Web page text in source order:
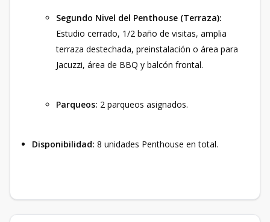
Segundo Nivel del Penthouse (Terraza):
Estudio cerrado, 1/2 baño de visitas, amplia
terraza destechada, preinstalación o área para
Jacuzzi, área de BBQ y balcón frontal.
Parqueos: 2 parqueos asignados.
Disponibilidad: 8 unidades Penthouse en total.